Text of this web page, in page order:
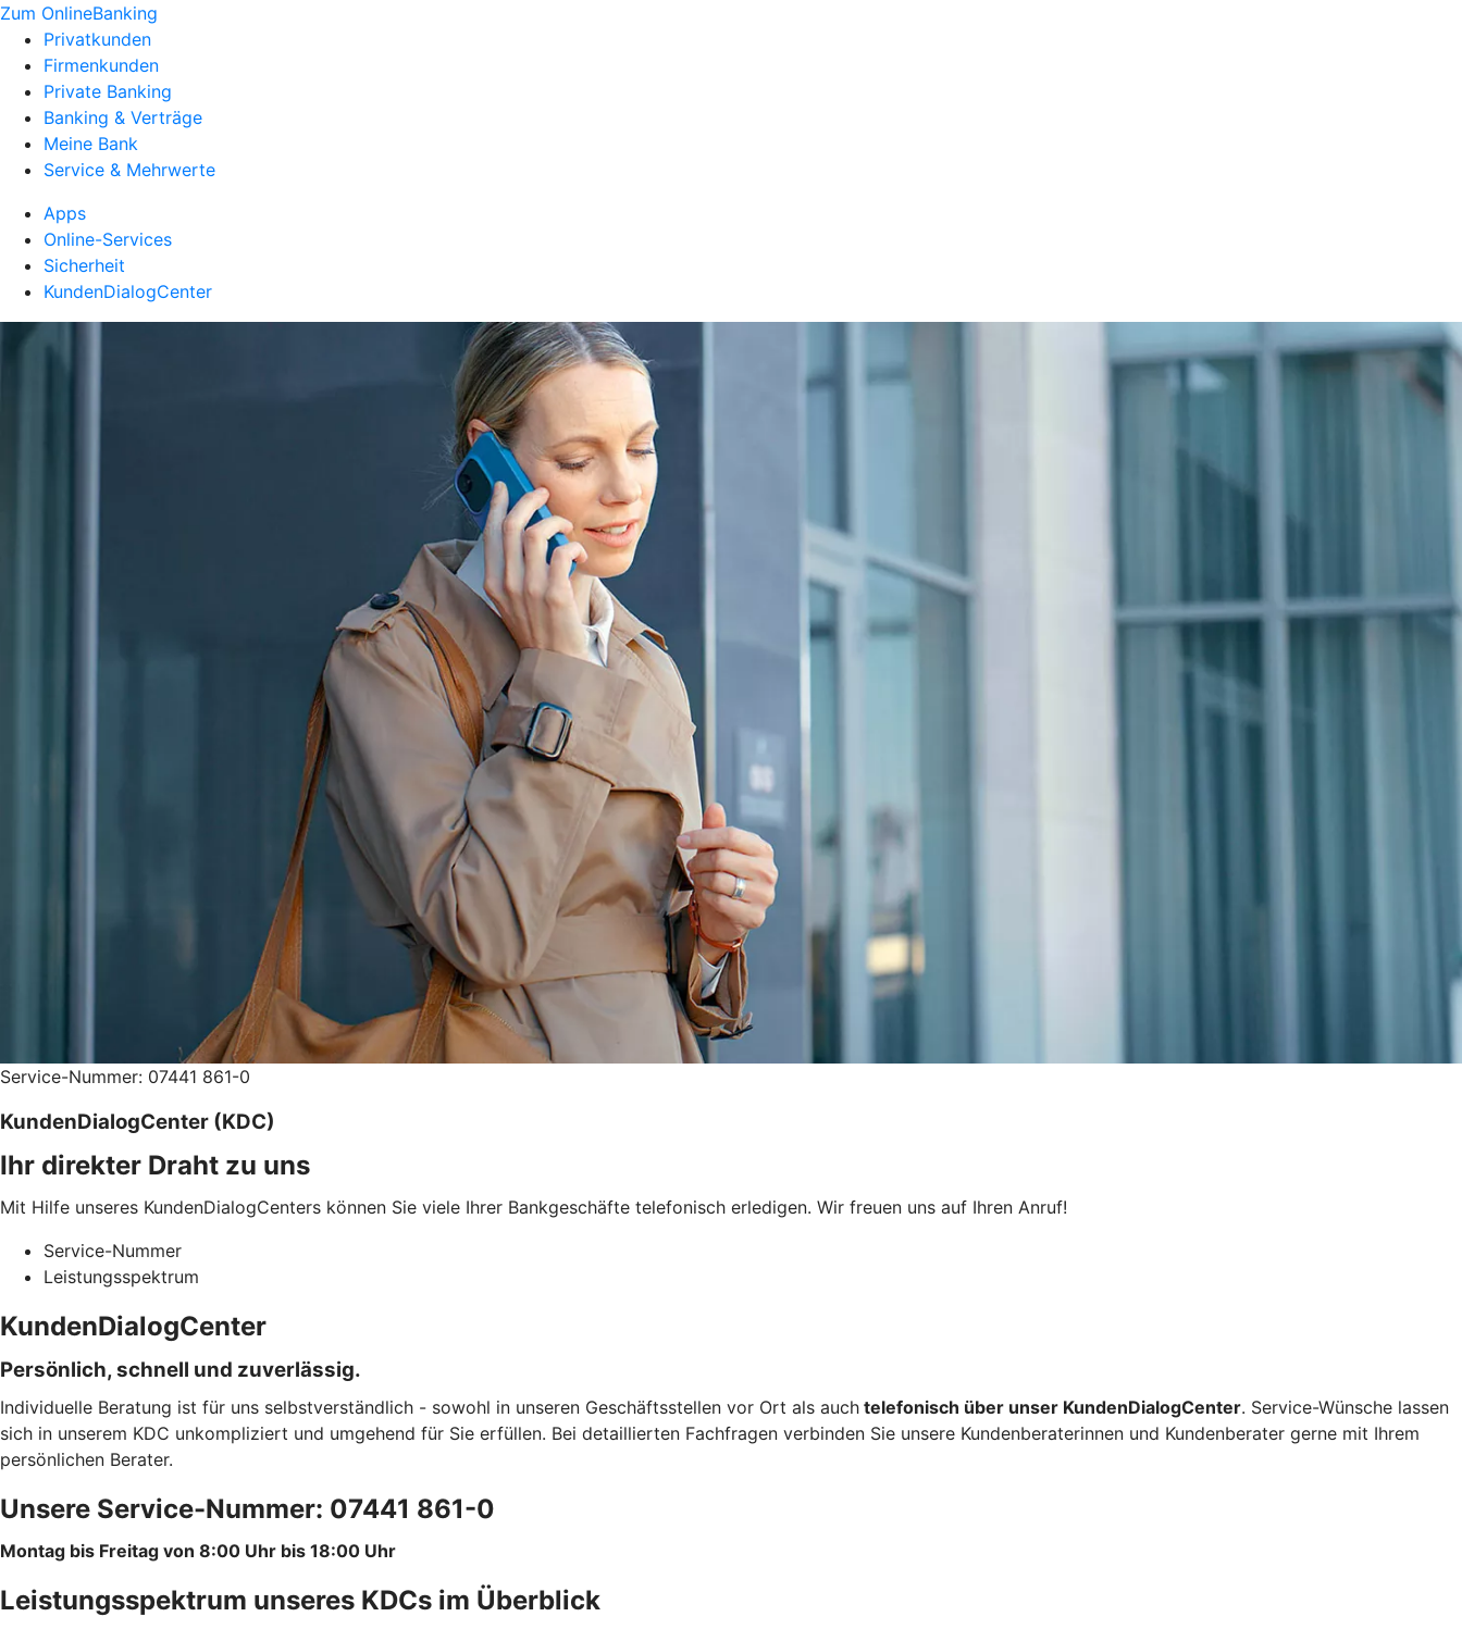
Zum OnlineBanking
Privatkunden
Firmenkunden
Private Banking
Banking & Verträge
Meine Bank
Service & Mehrwerte
Apps
Online-Services
Sicherheit
KundenDialogCenter
Service-Nummer: 07441 861-0
KundenDialogCenter (KDC)
Ihr direkter Draht zu uns
Mit Hilfe unseres KundenDialogCenters können Sie viele Ihrer Bankgeschäfte telefonisch erledigen. Wir freuen uns auf Ihren Anruf!
Service-Nummer
Leistungsspektrum
KundenDialogCenter
Persönlich, schnell und zuverlässig.
Individuelle Beratung ist für uns selbstverständlich - sowohl in unseren Geschäftsstellen vor Ort als auch telefonisch über unser KundenDialogCenter. Service-Wünsche lassen
sich in unserem KDC unkompliziert und umgehend für Sie erfüllen. Bei detaillierten Fachfragen verbinden Sie unsere Kundenberaterinnen und Kundenberater gerne mit Ihrem
persönlichen Berater.
Unsere Service-Nummer: 07441 861-0
Montag bis Freitag von 8:00 Uhr bis 18:00 Uhr
Leistungsspektrum unseres KDCs im Überblick